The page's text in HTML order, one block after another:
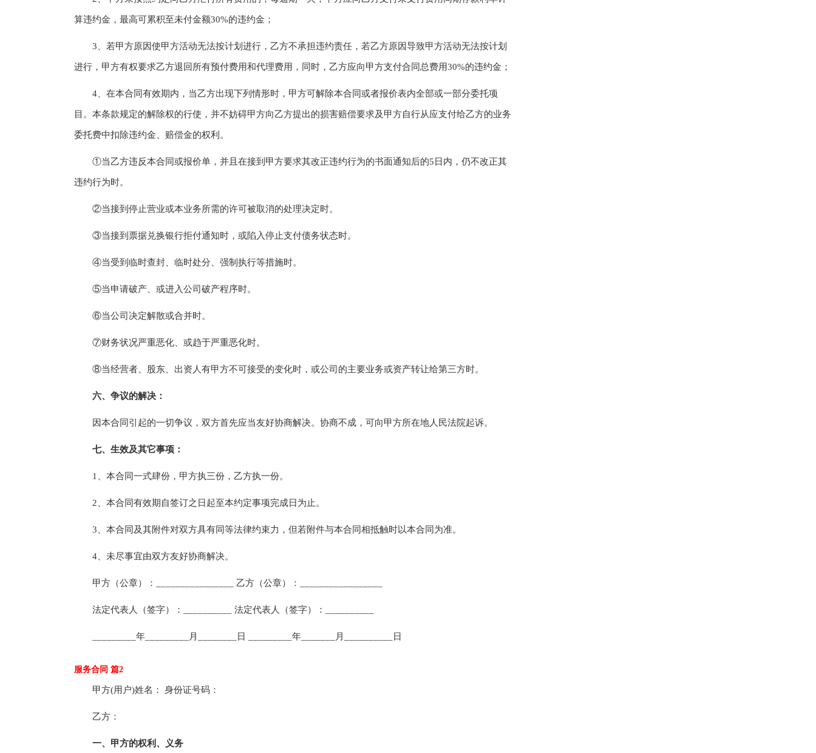
算违约金，最高可累积至未付金额30%的违约金；
3、若甲方原因使甲方活动无法按计划进行，乙方不承担违约责任，若乙方原因导致甲方活动无法按计划
进行，甲方有权要求乙方退回所有预付费用和代理费用，同时，乙方应向甲方支付合同总费用30%的违约金；
4、在本合同有效期内，当乙方出现下列情形时，甲方可解除本合同或者报价表内全部或一部分委托项
目。本条款规定的解除权的行使，并不妨碍甲方向乙方提出的损害赔偿要求及甲方自行从应支付给乙方的业务
委托费中扣除违约金、赔偿金的权利。
①当乙方违反本合同或报价单，并且在接到甲方要求其改正违约行为的书面通知后的5日内，仍不改正其
违约行为时。
②当接到停止营业或本业务所需的许可被取消的处理决定时。
③当接到票据兑换银行拒付通知时，或陷入停止支付债务状态时。
④当受到临时查封、临时处分、强制执行等措施时。
⑤当申请破产、或进入公司破产程序时。
⑥当公司决定解散或合并时。
⑦财务状况严重恶化、或趋于严重恶化时。
⑧当经营者、股东、出资人有甲方不可接受的变化时，或公司的主要业务或资产转让给第三方时。
六、争议的解决：
因本合同引起的一切争议，双方首先应当友好协商解决。协商不成，可向甲方所在地人民法院起诉。
七、生效及其它事项：
1、本合同一式肆份，甲方执三份，乙方执一份。
2、本合同有效期自签订之日起至本约定事项完成日为止。
3、本合同及其附件对双方具有同等法律约束力，但若附件与本合同相抵触时以本合同为准。
4、未尽事宜由双方友好协商解决。
甲方（公章）：________________ 乙方（公章）：_________________
法定代表人（签字）：__________ 法定代表人（签字）：__________
_________年_________月________日 _________年_______月__________日
服务合同 篇2
甲方(用户)姓名： 身份证号码：
乙方：
一、甲方的权利、义务